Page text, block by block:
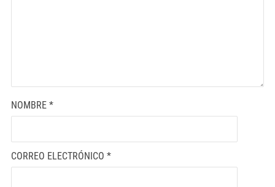
NOMBRE *
CORREO ELECTRÓNICO *